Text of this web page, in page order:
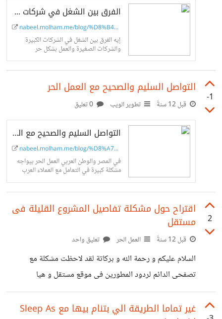
الفرق بين الشغل في شركات كبيرة وشركات صغيرة والشغل حر - Nabeel Molham
nabeel.molham.me/blog/%D8%B4%D8%B...
إيه الفرق بين الشغل في الشركات الكبيرة
والشركات الصغيرة والعمل بشكل حر
-1
التواصل السليم والصحيح مع العمل الحر
قبل 12 سنةً تطوير الويب
التواصل السليم والصحيح مع العمل الحر - Nabeel Molham
nabeel.molham.me/blog/%D8%A7%D9%8...
في المصر والوطن العربي العمل الحر بيواجه
مشكلة كبيرة في التعامل مع العملاء العرب
وهي التواصل وكيفية الوصول الطريقة
2
اقتراح حول مشكلة تفاصيل المشروع القليلة فى
مستقل
قبل 12 سنةً العمل الحر تعليق واحد
السلام عليكم و رحمة الله و بركاتة لقد لاحظت مشكلة مع
تصفحى الدائم لردود المطورين فى موقع مستقل و هيا
استفسارهم عن بعض التفاصيل حول المشروع مثل هذا المشروع
https://mostaql.com/project/view/232-‫غير تماما الطريقة الي بتنام بيها مع Sleep As